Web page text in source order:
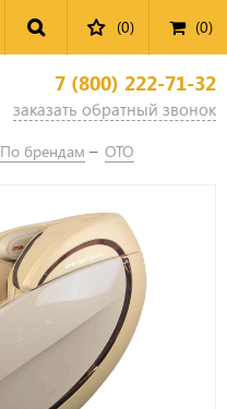
(0) (0)
7 (800) 222-71-32
заказать обратный звонок
По брендам OTO